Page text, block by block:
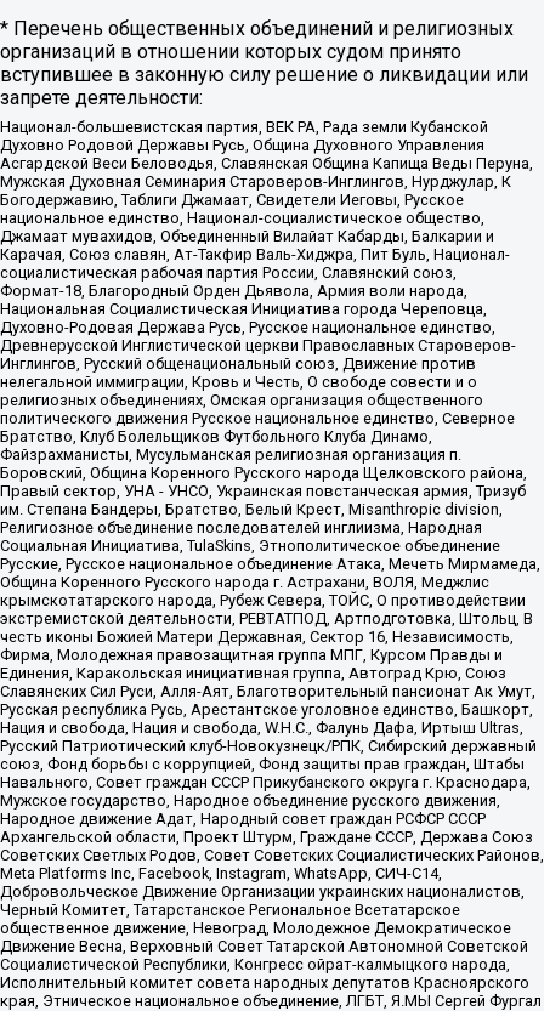
* Перечень общественных объединений и религиозных
организаций в отношении которых судом принято
вступившее в законную силу решение о ликвидации или
запрете деятельности:
Национал-большевистская партия, ВЕК РА, Рада земли Кубанской
Духовно Родовой Державы Русь, Община Духовного Управления
Асгардской Веси Беловодья, Славянская Община Капища Веды Перуна,
Мужская Духовная Семинария Староверов-Инглингов, Нурджулар, К
Богодержавию, Таблиги Джамаат, Свидетели Иеговы, Русское
национальное единство, Национал-социалистическое общество,
Джамаат мувахидов, Объединенный Вилайат Кабарды, Балкарии и
Карачая, Союз славян, Ат-Такфир Валь-Хиджра, Пит Буль, Национал-
социалистическая рабочая партия России, Славянский союз,
Формат-18, Благородный Орден Дьявола, Армия воли народа,
Национальная Социалистическая Инициатива города Череповца,
Духовно-Родовая Держава Русь, Русское национальное единство,
Древнерусской Инглистической церкви Православных Староверов-
Инглингов, Русский общенациональный союз, Движение против
нелегальной иммиграции, Кровь и Честь, О свободе совести и о
религиозных объединениях, Омская организация общественного
политического движения Русское национальное единство, Северное
Братство, Клуб Болельщиков Футбольного Клуба Динамо,
Файзрахманисты, Мусульманская религиозная организация п.
Боровский, Община Коренного Русского народа Щелковского района,
Правый сектор, УНА - УНСО, Украинская повстанческая армия, Тризуб
им. Степана Бандеры, Братство, Белый Крест, Misanthropic division,
Религиозное объединение последователей инглиизма, Народная
Социальная Инициатива, TulaSkins, Этнополитическое объединение
Русские, Русское национальное объединение Атака, Мечеть Мирмамеда,
Община Коренного Русского народа г. Астрахани, ВОЛЯ, Меджлис
крымскотатарского народа, Рубеж Севера, ТОЙС, О противодействии
экстремистской деятельности, РЕВТАТПОД, Артподготовка, Штольц, В
честь иконы Божией Матери Державная, Сектор 16, Независимость,
Фирма, Молодежная правозащитная группа МПГ, Курсом Правды и
Единения, Каракольская инициативная группа, Автоград Крю, Союз
Славянских Сил Руси, Алля-Аят, Благотворительный пансионат Ак Умут,
Русская республика Русь, Арестантское уголовное единство, Башкорт,
Нация и свобода, Нация и свобода, W.H.С., Фалунь Дафа, Иртыш Ultras,
Русский Патриотический клуб-Новокузнецк/РПК, Сибирский державный
союз, Фонд борьбы с коррупцией, Фонд защиты прав граждан, Штабы
Навального, Совет граждан СССР Прикубанского округа г. Краснодара,
Мужское государство, Народное объединение русского движения,
Народное движение Адат, Народный совет граждан РСФСР СССР
Архангельской области, Проект Штурм, Граждане СССР, Держава Союз
Советских Светлых Родов, Совет Советских Социалистических Районов,
Meta Platforms Inc, Facebook, Instagram, WhatsApp, СИЧ-С14,
Добровольческое Движение Организации украинских националистов,
Черный Комитет, Татарстанское Региональное Всетатарское
общественное движение, Невоград, Молодежное Демократическое
Движение Весна, Верховный Совет Татарской Автономной Советской
Социалистической Республики, Конгресс ойрат-калмыцкого народа,
Исполнительный комитет совета народных депутатов Красноярского
края, Этническое национальное объединение, ЛГБТ, Я.МЫ Сергей Фургал